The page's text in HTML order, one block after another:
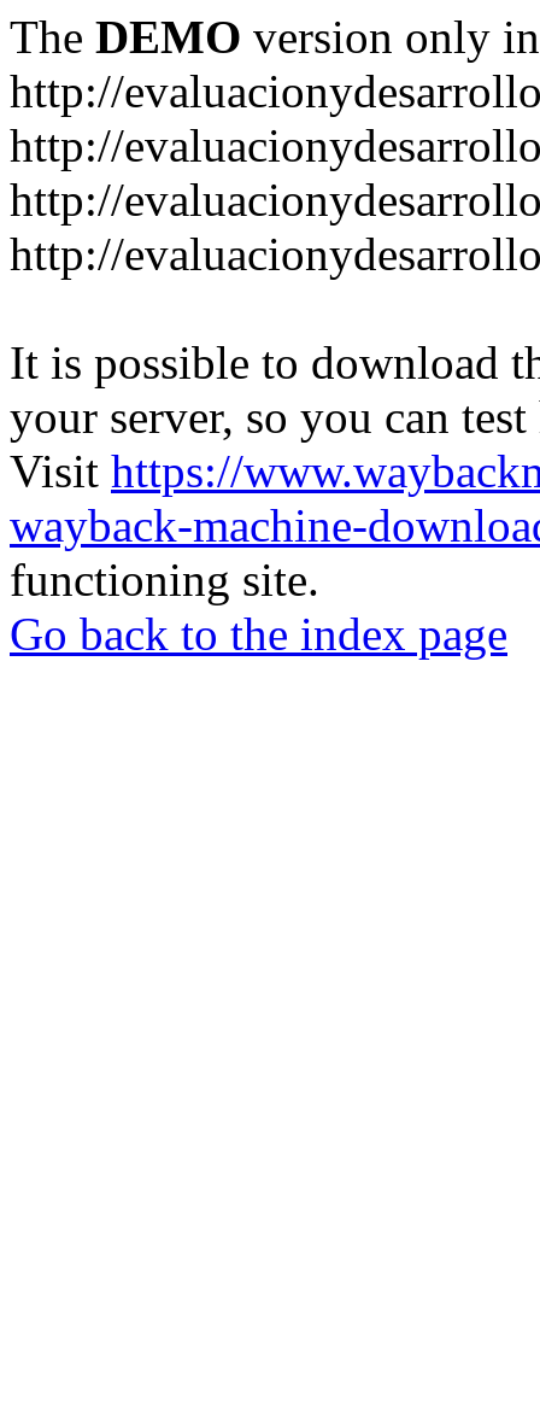
The DEMO version only
http://
http://
http://
http://
It is possible to download
your server, so you can
Visit https://
wayback-machine-
functioning site.
Go back to the index page